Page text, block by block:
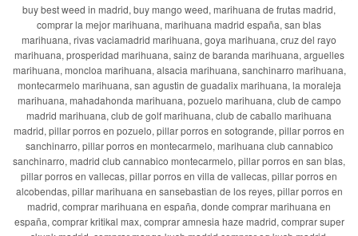
buy best weed in madrid, buy mango weed, marihuana de frutas madrid,
comprar la mejor marihuana, marihuana madrid españa, san blas
marihuana, rivas vaciamadrid marihuana, goya marihuana, cruz del rayo
marihuana, prosperidad marihuana, sainz de baranda marihuana, arguelles
marihuana, moncloa marihuana, alsacia marihuana, sanchinarro marihuana,
montecarmelo marihuana, san agustin de guadalix marihuana, la moraleja
marihuana, mahadahonda marihuana, pozuelo marihuana, club de campo
madrid marihuana, club de golf marihuana, club de caballo marihuana
madrid, pillar porros en pozuelo, pillar porros en sotogrande, pillar porros en
sanchinarro, pillar porros en montecarmelo, marihuana club cannabico
sanchinarro, madrid club cannabico montecarmelo, pillar porros en san blas,
pillar porros en vallecas, pillar porros en villa de vallecas, pillar porros en
alcobendas, pillar marihuana en sansebastian de los reyes, pillar porros en
madrid, comprar marihuana en españa, donde comprar marihuana en
españa, comprar kritikal max, comprar amnesia haze madrid, comprar super